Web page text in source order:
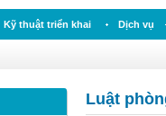
Kỹ thuật triển khai Dịch vụ
Luật